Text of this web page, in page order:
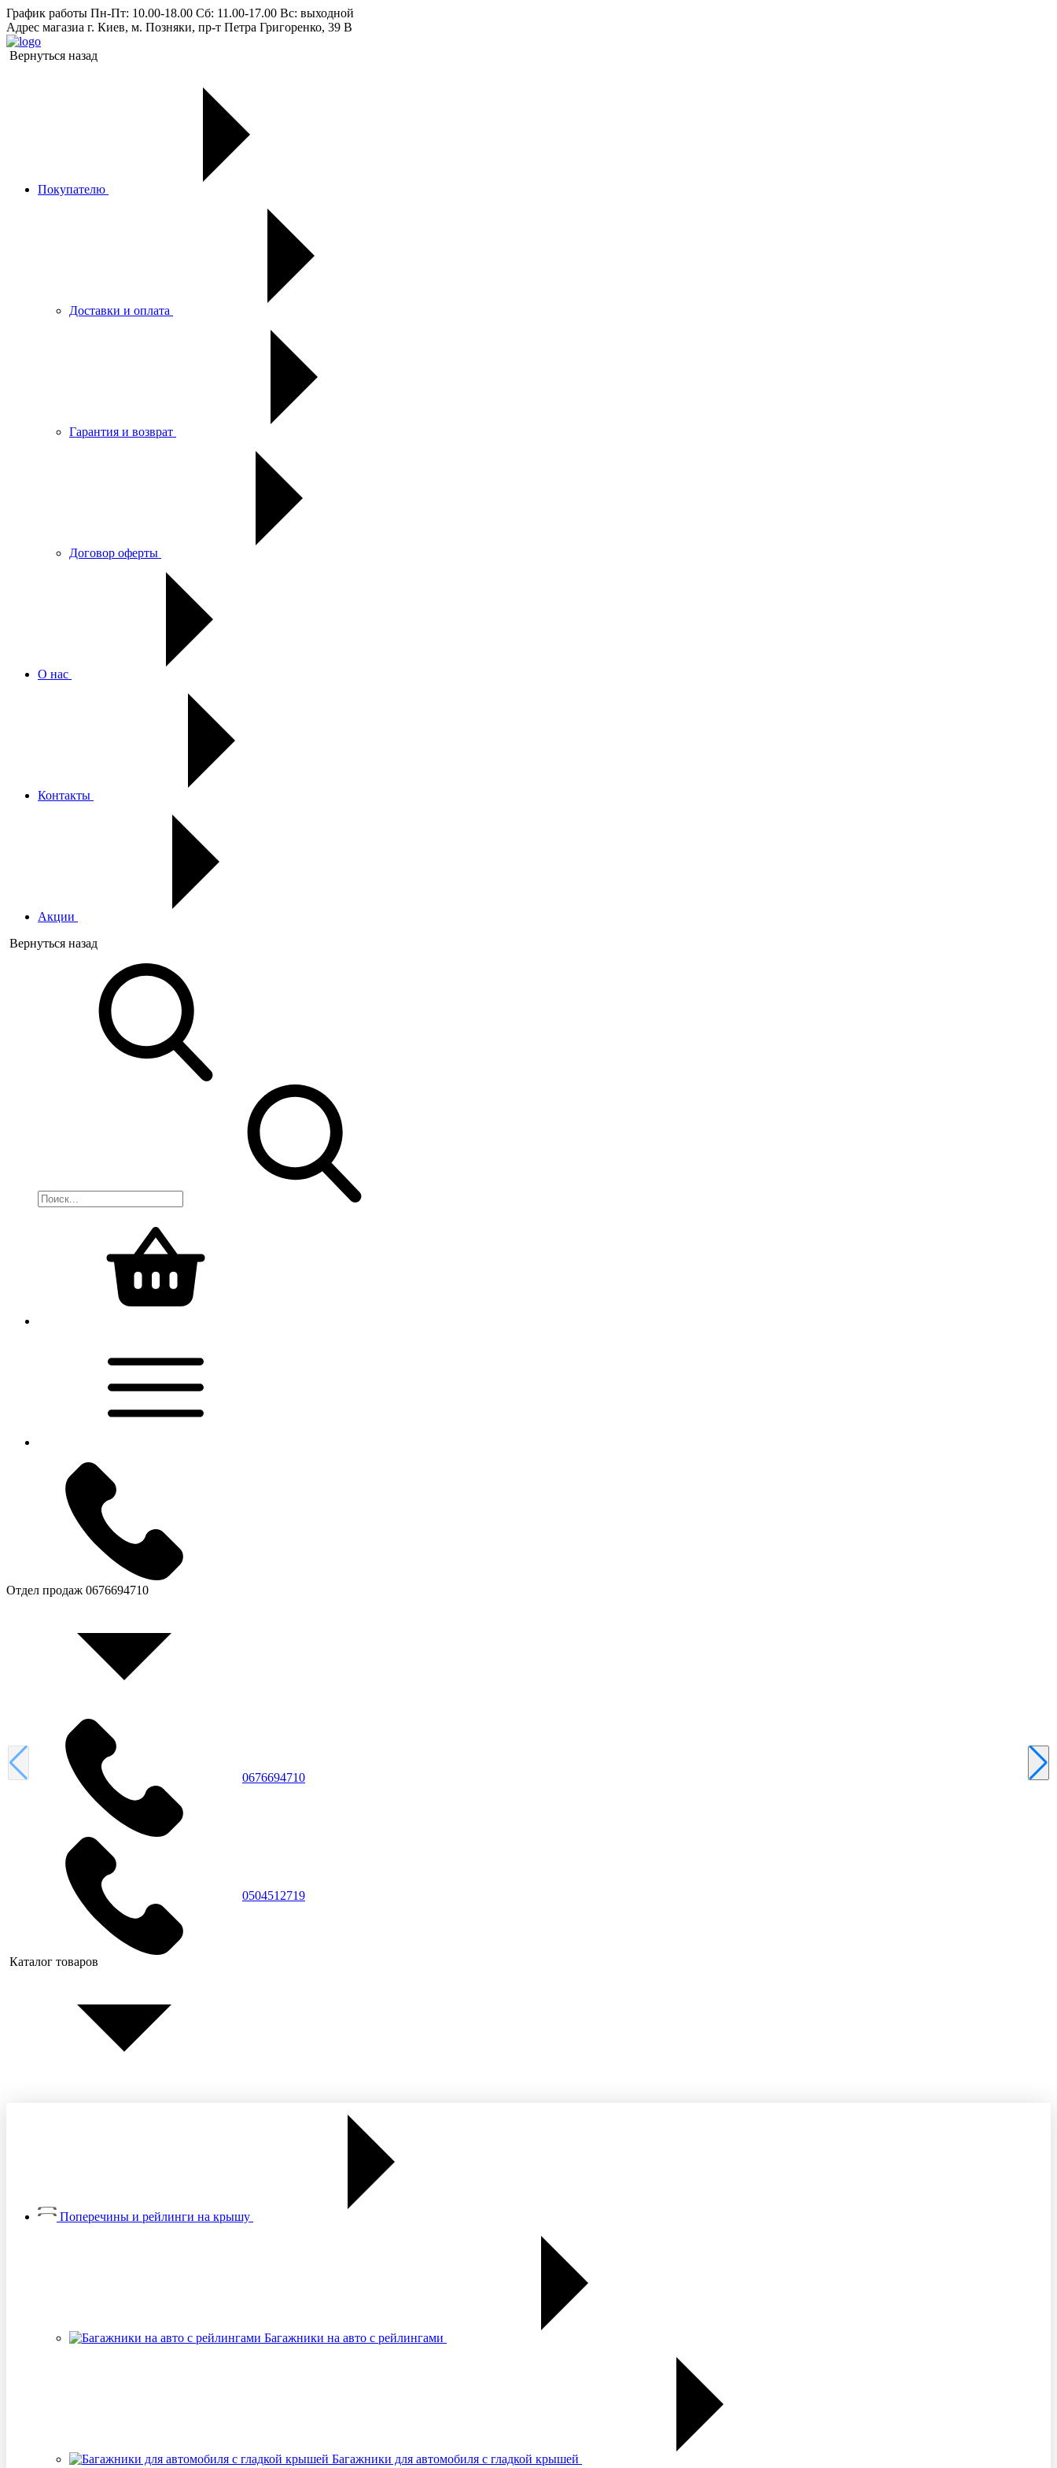
График работы Пн-Пт: 10.00-18.00 Сб: 11.00-17.00 Вс: выходной
Адрес магазиа г. Киев, м. Позняки, пр-т Петра Григоренко, 39 В
Вернуться назад
Покупателю
Доставки и оплата
Гарантия и возврат
Договор оферты
О нас
Контакты
Акции
Вернуться назад
Отдел продаж 0676694710
0676694710
0504512719
Каталог товаров
Поперечины и рейлинги на крышу
Багажники на авто с рейлингами
Багажники для автомобиля с гладкой крышей